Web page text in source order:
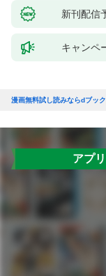
新刊配信
キャンペ
漫画無料試し読みならdブック
アプ